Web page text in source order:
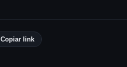
Copiar link